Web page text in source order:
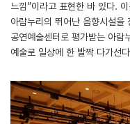
느낌”이라고 표현한 바 있다.
아람누리의 뛰어난 음향시설
공연예술센터로 평가받는 아람
예술로 일상에 한 발짝 다가선